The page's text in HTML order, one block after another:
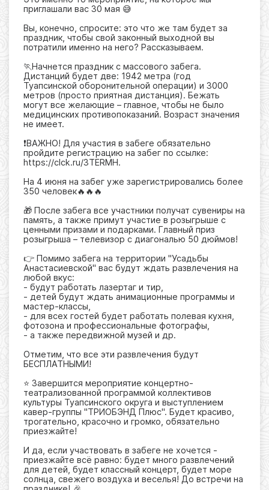
приглашали вас 30 мая 😅
Вы, конечно, спросите: это что же там будет за
праздник, чтобы свой законный выходной вы
потратили именно на него? Рассказываем.
🏃Начнется праздник с массового забега.
Дистанций будет две: 1942 метра (год
Туапсинской оборонительной операции) и 3000
метров (просто приятная дистанция). Бежать
могут все желающие – главное, чтобы не было
медицинских противопоказаний. Возраст значения
не имеет.
❗️ВАЖНО! Для участия в забеге обязательно
пройдите регистрацию на забег по ссылке:
https://clck.ru/3TERMH.
На 4 июня на забег уже зарегистрировались более
350 человек🔥🔥🔥
🎁 После забега все участники получат сувениры на
память, а также примут участие в розыгрыше с
ценными призами и подарками. Главный приз
розыгрыша – телевизор с диагональю 50 дюймов!
👉 Помимо забега на территории "Усадьбы
Анастасиевской" вас будут ждать развлечения на
любой вкус:
- будут работать лазертаг и тир,
- детей будут ждать анимационные программы и
мастер-классы,
- для всех гостей будет работать полевая кухня,
фотозона и профессиональные фотографы,
- а также передвижной музей и др.
Отметим, что все эти развлечения будут
БЕСПЛАТНЫМИ!
⭐ Завершится мероприятие концертно-
театрализованной программой коллективов
культуры Туапсинского округа и выступлением
кавер-группы "ТРИОБЭНД Плюс". Будет красиво,
трогательно, красочно и громко, обязательно
приезжайте!
И да, если участвовать в забеге не хочется -
приезжайте всё равно: будет много развлечений
для детей, будет классный концерт, будет море
солнца, свежего воздуха и веселья! До встречи на